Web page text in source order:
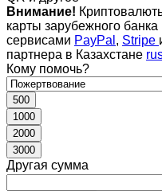
Внимание!
карты зарубежного
сервисами PayPal , Stripe
партнера в Казахстане
Кому помочь?
500
1000
2000
3000
Другая сумма